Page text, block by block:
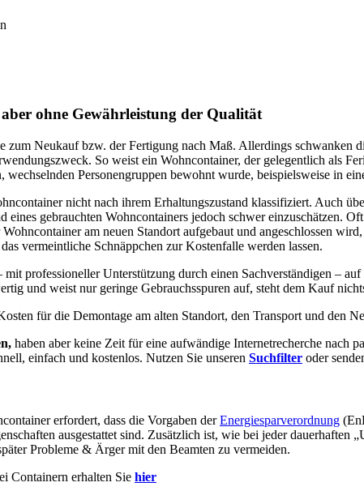
ohne Gewährleistung der Qualität
Neukauf bzw. der Fertigung nach Maß. Allerdings schwanken
So weist ein Wohncontainer, der gelegentlich als
wechselnden Personengruppen bewohnt wurde, beispielsweise in
nicht nach ihrem Erhaltungszustand klassifiziert. Auch
eines gebrauchten Wohncontainers jedoch schwer einzuschätzen.
am neuen Standort aufgebaut und angeschlossen
vermeintliche Schnäppchen zur Kostenfalle werden lassen.
professioneller Unterstützung durch einen Sachverständigen –
und weist nur geringe Gebrauchsspuren auf, steht dem Kauf
für die Demontage am alten Standort, den Transport und den
haben aber keine Zeit für eine aufwändige Internetrecherche nach
einfach und kostenlos. Nutzen Sie unseren Suchfilter oder
erfordert, dass die Vorgaben derEnergiesparverordnung
ausgestattet sind. Zusätzlich ist, wie bei jeder dauerhaften
Probleme & Ärger mit den Beamten zu vermeiden.
Containern erhalten Sie hier